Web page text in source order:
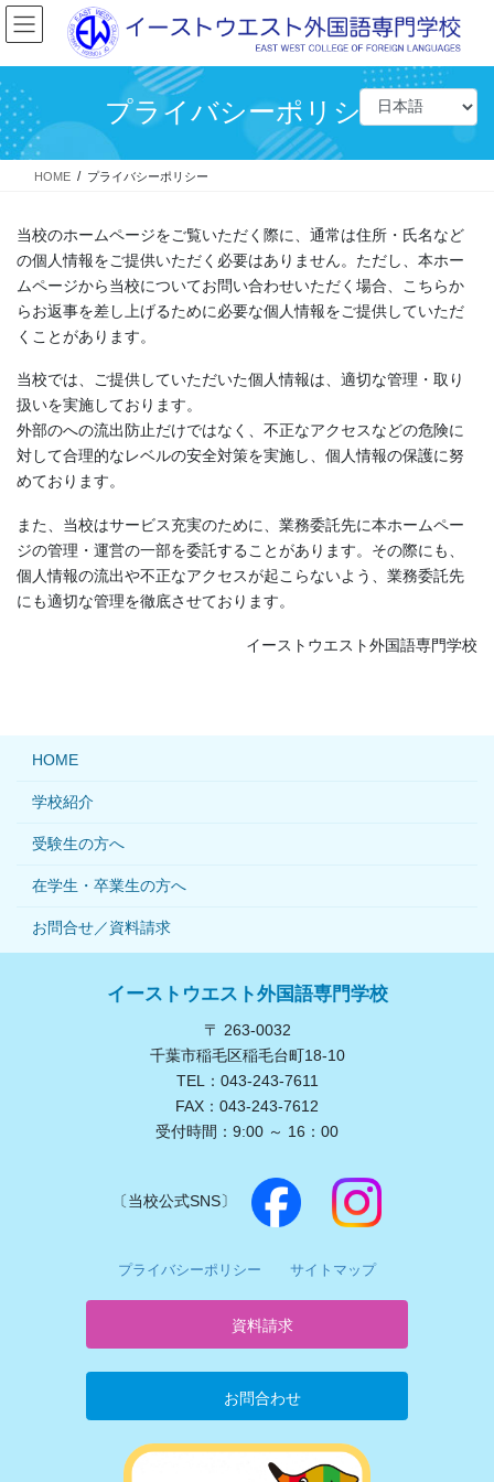
コ
ン
ン
ツ
に
移
ナ
ビ
ー
シ
ョ
ン
プライバシーポリシー
HOME プライバシーポリシー
当校のホームページをご覧いただく際に、通常は住所・氏名など
の個人情報をご提供いただく必要はありません。ただし、本ホー
ムページから当校についてお問い合わせいただく場合、こちらか
らお返事を差し上げるために必要な個人情報をご提供していただ
くことがあります。
当校では、ご提供していただいた個人情報は、適切な管理・取り
扱いを実施しております。
外部のへの流出防止だけではなく、不正なアクセスなどの危険に
対して合理的なレベルの安全対策を実施し、個人情報の保護に努
めております。
また、当校はサービス充実のために、業務委託先に本ホームペー
ジの管理・運営の一部を委託することがあります。その際にも、
個人情報の流出や不正なアクセスが起こらないよう、業務委託先
にも適切な管理を徹底させております。
イーストウエスト外国語専門学校
HOME
学校紹介
受験生の方へ
在学生・卒業生の方へ
お問合せ／資料請求
イーストウエスト外国語専門学校
〒 263-0032
千葉市稲毛区稲毛台町18-10
TEL：043-243-7611
FAX：043-243-7612
受付時間：9:00 ～ 16：00
〔当校公式SNS〕
プライバシーポリシー サイトマップ
資料請求
お問合わせ